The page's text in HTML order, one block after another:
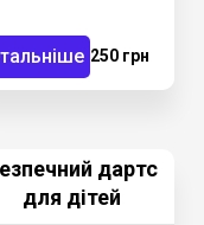
250 грн
дартс
для дітей